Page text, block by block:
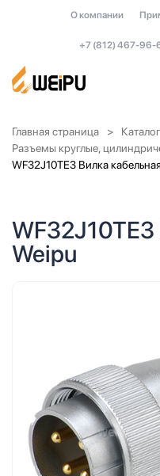
О компании
+7 (812) 467-96-
Главная страница
Каталог
Разъемы круглые,
WF32J10TE3 Вилка
WF32J10TE3
Weipu